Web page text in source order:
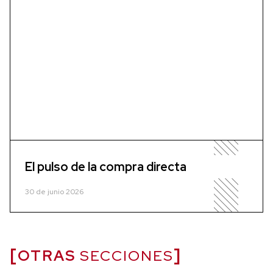
El pulso de la compra directa
30 de junio 2026
OTRAS SECCIONES